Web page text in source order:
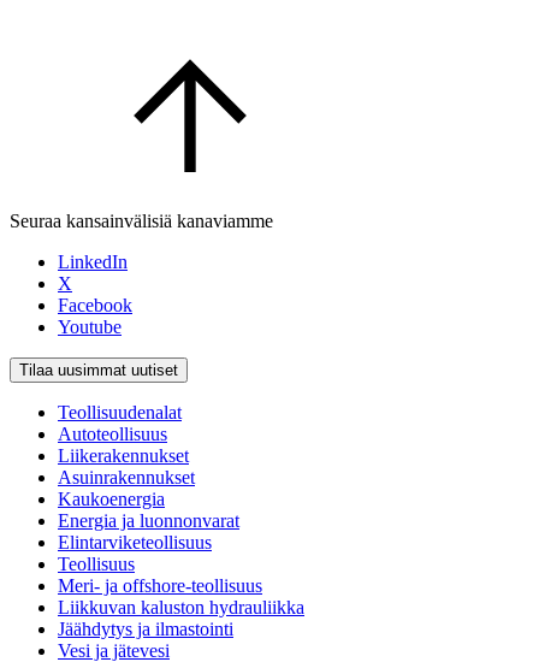
Seuraa kansainvälisiä kanaviamme
LinkedIn
X
Facebook
Youtube
Tilaa uusimmat uutiset
Teollisuudenalat
Autoteollisuus
Liikerakennukset
Asuinrakennukset
Kaukoenergia
Energia ja luonnonvarat
Elintarviketeollisuus
Teollisuus
Meri- ja offshore-teollisuus
Liikkuvan kaluston hydrauliikka
Jäähdytys ja ilmastointi
Vesi ja jätevesi